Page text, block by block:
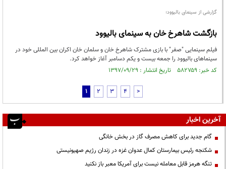
گزارشی از سینمای بالیوود؛
بازگشت شاهرخ خان به سینمای بالیوود
فیلم سینمایی "صفر" با بازی مشترک شاهرخ خان و سلمان خان اکران بین المللی خود در
سینماهای بالیوود را جمعه بیست و یکم دسامبر آغاز خواهد کرد.
کد خبر: ۵۸۲۷۵۹ تاریخ انتشار : ۱۳۹۷/۰۹/۲۹
1 2 3 4 >
آخرین اخبار
گام جدید برای کاهش مصرف گاز در بخش خانگی
شکنجه رئیس بیمارستان کمال عدوان غزه در زندان رژیم صهیونیستی
تنگه هرمز قابل معامله نیست برای آمریکا معبر باز نکنید